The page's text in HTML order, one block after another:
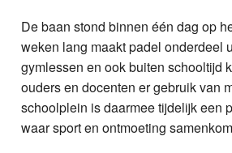
De baan stond binnen één dag op
weken lang maakt padel onderdeel
gymlessen en ook buiten schooltijd
ouders en docenten er gebruik van
schoolplein is daarmee tijdelijk een
waar sport en ontmoeting